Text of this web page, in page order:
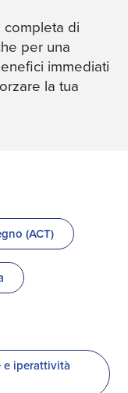
completa di
per una
immediati
la tua
(ACT)
iperattività